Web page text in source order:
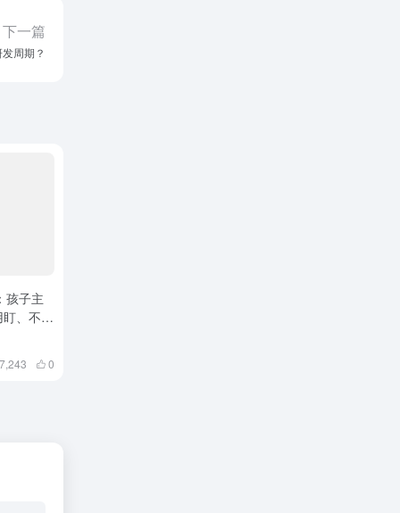
下一篇
周期？
孩子主
、不用
7,243 0